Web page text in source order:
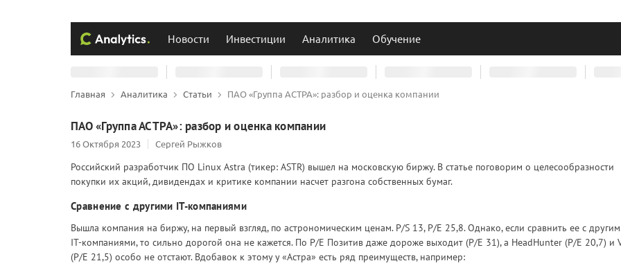
Новости Инвестиции Аналитика Обучение
Главная Аналитика Статьи ПАО «Группа АСТРА»: разбор и оценка компании
ПАО «Группа АСТРА»: разбор и оценка компании
16 Октября 2023 Сергей Рыжков
Российский разработчик ПО Linux Astra (тикер: ASTR) вышел на московскую биржу. В статье поговорим о целесообразности
покупки их акций, дивидендах и критике компании насчет разгона собственных бумаг.
Сравнение с другими IT-компаниями
Вышла компания на биржу, на первый взгляд, по астрономическим ценам. P/S 13, P/E 25,8. Однако, если сравнить ее с
IT-компаниями, то сильно дорогой она не кажется. По P/E Позитив даже дороже выходит (P/E 31), а HeadHunter (P/E 20,7) и
(P/E 21,5) особо не отстают. Вдобавок к этому у «Астра» есть ряд преимуществ, например: